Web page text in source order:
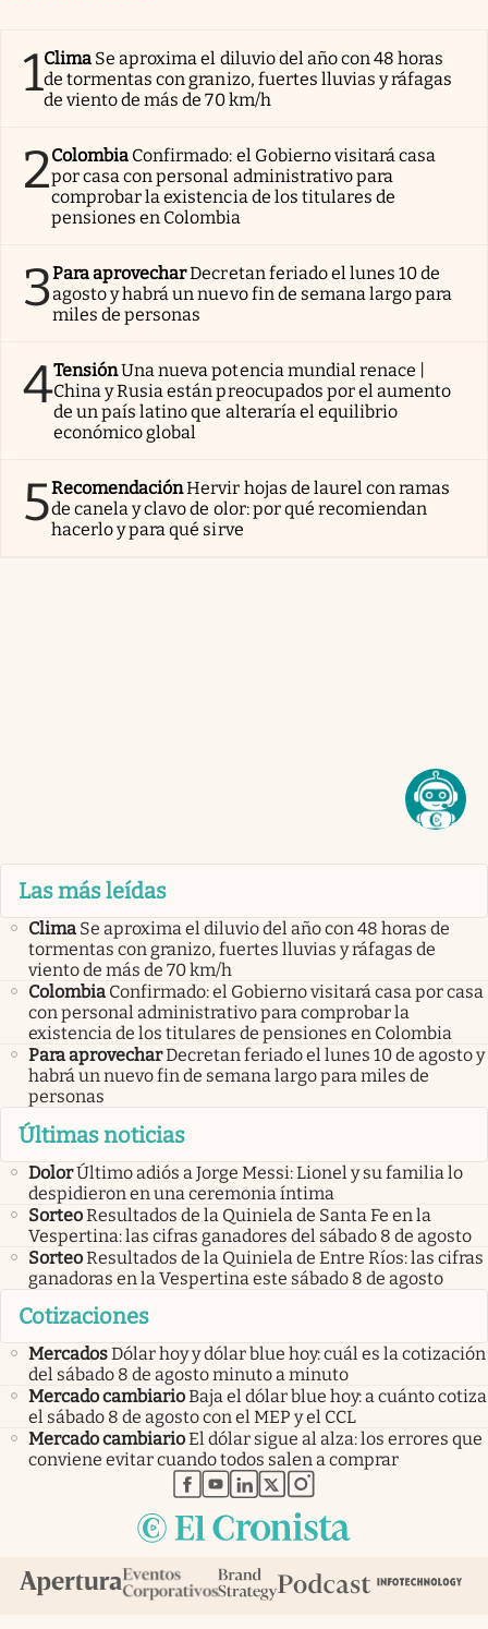
1Clima Se aproxima el diluvio del año con 48 horas
de tormentas con granizo, fuertes lluvias y ráfagas
de viento de más de 70 km/h
2Colombia Confirmado: el Gobierno visitará casa
por casa con personal administrativo para
comprobar la existencia de los titulares de
pensiones en Colombia
3Para aprovecharDecretan feriado el lunes 10 de
agosto y habrá un nuevo fin de semana largo para
miles de personas
4TensiónUna nueva potencia mundial renace |
China y Rusia están preocupados por el aumento
de un país latino que alteraría el equilibrio
económico global
5RecomendaciónHervir hojas de laurel con ramas
de canela y clavo de olor: por qué recomiendan
hacerlo y para qué sirve
Las más leídas
Clima Se aproxima el diluvio del año con 48 horas de
tormentas con granizo, fuertes lluvias y ráfagas de
viento de más de 70 km/h
Colombia Confirmado: el Gobierno visitará casa por casa
con personal administrativo para comprobar la
existencia de los titulares de pensiones en Colombia
Para aprovecharDecretan feriado el lunes 10 de agosto y
habrá un nuevo fin de semana largo para miles de
personas
Últimas noticias
DolorÚltimo adiós a Jorge Messi: Lionel y su familia lo
despidieron en una ceremonia íntima
SorteoResultados de la Quiniela de Santa Fe en la
Vespertina: las cifras ganadores del sábado 8 de agosto
SorteoResultados de la Quiniela de Entre Ríos: las cifras
ganadoras en la Vespertina este sábado 8 de agosto
Cotizaciones
MercadosDólar hoy y dólar blue hoy: cuál es la cotización
del sábado 8 de agosto minuto a minuto
Mercado cambiarioBaja el dólar blue hoy: a cuánto cotiza
el sábado 8 de agosto con el MEP y el CCL
Mercado cambiarioEl dólar sigue al alza: los errores que
conviene evitar cuando todos salen a comprar
abre en nueva pestaña
abre en nueva pestaña
abre en nueva pestaña
abre en nueva pestaña
abre en nueva pestaña